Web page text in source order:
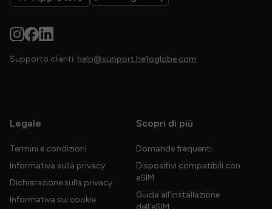
Supporto clienti: help@support.helloglobe.com
Legale
Termini e condizioni
Informativa sulla privacy
Dichiarazione sulla privacy
Informativa sui cookie
Scopri di più
Domande frequenti
Dispositivi compatibili con
eSIM
Guida all’installazione
dell’eSIM